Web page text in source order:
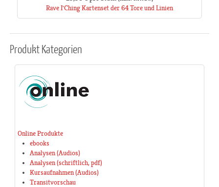
Rave I'Ching Kartenset der 64 Tore und Linien
ProduktKategorien
Online Produkte
ebooks
Analysen (Audios)
Analysen (schriftlich, pdf)
Kursaufnahmen (Audios)
Transitvorschau